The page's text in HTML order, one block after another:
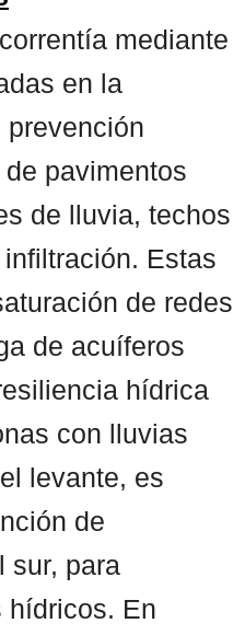
mediante
en la
prevención
pavimentos
de lluvia, techos
Estas
de redes
de acuíferos
hídrica
con lluvias
levante, es
de
sur, para
hídricos. En